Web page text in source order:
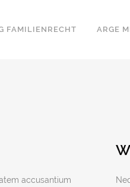
FAMILIENRECHT ARGE
accusantium